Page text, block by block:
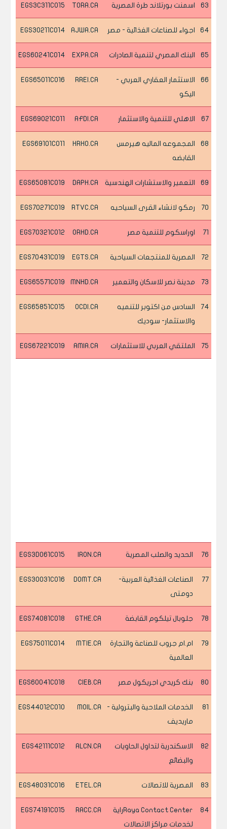
63 اسمنت بورتلاند طرة المصرية TORA.CA
EGS3C311C015
64 اجواء للصناعات الغذائية - مصر AJWA.CA
EGS30211C014
65 البنك المصري لتنمية الصادرات EXPA.CA
EGS60241C014
66
الاستثمار العقاري العربي -
اليكو
RREI.CA
EGS65011C016
67 الاهلي للتنمية والاستثمار AFDI.CA
EGS69021C011
68
المجموعه الماليه هيرمس
القابضه
HRHO.CA
EGS69101C011
69 التعمير والاستشارات الهندسية DAPH.CA
EGS65081C019
70 رمكو لانشاء القرى السياحيه RTVC.CA
EGS70271C019
71 اوراسكوم للتنمية مصر ORHD.CA
EGS70321C012
72 المصرية للمنتجعات السياحية EGTS.CA
EGS70431C019
73 مدينة نصر للاسكان والتعمير MNHD.CA
EGS65571C019
74
السادس من اكتوبر للتنميه
والاستثمار- سوديك
OCDI.CA
EGS65851C015
75 الملتقي العربي للاستثمارات AMIA.CA
EGS67221C019
76 الحديد والصلب المصرية IRON.CA
EGS3D061C015
77
الصناعات الغذائية العربية-
دومتى
DOMT.CA
EGS30031C016
78 جلوبال تيلكوم القابضة GTHE.CA
EGS74081C018
79
ام.ام جروب للصناعة والتجارة
العالمية
MTIE.CA
EGS75011C014
80 بنك كريدي اجريكول مصر CIEB.CA
EGS60041C018
81
الخدمات الملاحية والبترولية -
ماريديف
MOIL.CA
EGS44012C010
82
الاسكندرية لتداول الحاويات
والبضائع
ALCN.CA
EGS42111C012
83 المصرية للاتصالات ETEL.CA
EGS48031C016
84
Raya Contact Centerراية
لخدمات مراكز الاتصالات
RACC.CA
EGS74191C015